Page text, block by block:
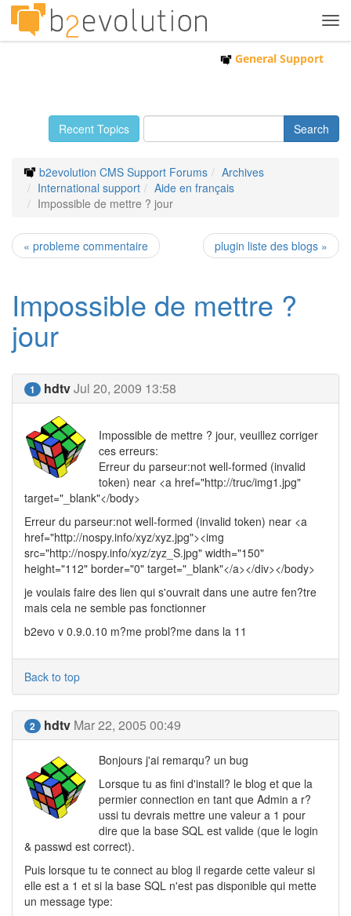
General Support
Recent Topics
b2evolution CMS Support Forums
Archives
International support
Aide en français
Impossible de mettre ? jour
« probleme commentaire plugin liste des blogs »
Impossible de mettre ?
jour
1 hdtvJul 20, 2009 13:58
Impossible de mettre ? jour, veuillez corriger
ces erreurs:
Erreur du parseur:not well-formed (invalid
token) near <a href="http://truc/img1.jpg"
target="_blank"</body>
Erreur du parseur:not well-formed (invalid token) near <a
href="http://nospy.info/xyz/xyz.jpg"><img
src="http://nospy.info/xyz/zyz_S.jpg" width="150"
height="112" border="0" target="_blank"</a></div></body>
je voulais faire des lien qui s'ouvrait dans une autre fen?tre
mais cela ne semble pas fonctionner
b2evo v 0.9.0.10 m?me probl?me dans la 11
Back to top
2 hdtv Mar 22, 2005 00:49
Bonjours j'ai remarqu? un bug
Lorsque tu as fini d'install? le blog et que la
permier connection en tant que Admin a r?
ussi tu devrais mettre une valeur a 1 pour
dire que la base SQL est valide (que le login
& passwd est correct).
Puis lorsque tu te connect au blog il regarde cette valeur si
elle est a 1 et si la base SQL n'est pas disponible qui mette
un message type: